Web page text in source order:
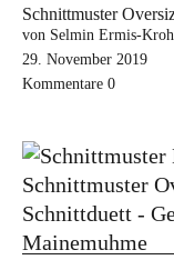
Schnittmuster
von Selmin Ermis-
29. November 2019
Kommentare 0